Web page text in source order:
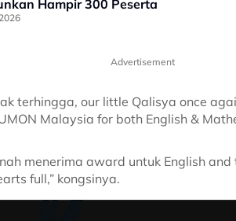
Hampir 300 Peserta
Advertisement
terhingga, our little Qalisya once
Malaysia for both English &
menerima award untuk English
full,” kongsinya.